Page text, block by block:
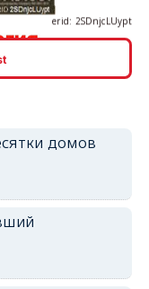
erid: 2SDnjcrDNw6
erid: 2SDnjdPjgYS
домов